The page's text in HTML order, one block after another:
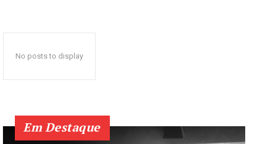
No posts to display
Em Destaque